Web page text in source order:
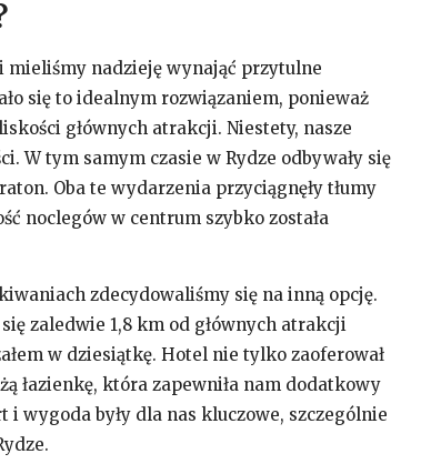
mieliśmy nadzieję wynająć przytulne
się to idealnym rozwiązaniem, ponieważ
głównych atrakcji. Niestety, nasze
W tym samym czasie w Rydze odbywały się
Oba te wydarzenia przyciągnęły tłumy
noclegów w centrum szybko została
zdecydowaliśmy się na inną opcję.
zaledwie 1,8 km od głównych atrakcji
w dziesiątkę. Hotel nie tylko zaoferował
łazienkę, która zapewniła nam dodatkowy
wygoda były dla nas kluczowe, szczególnie